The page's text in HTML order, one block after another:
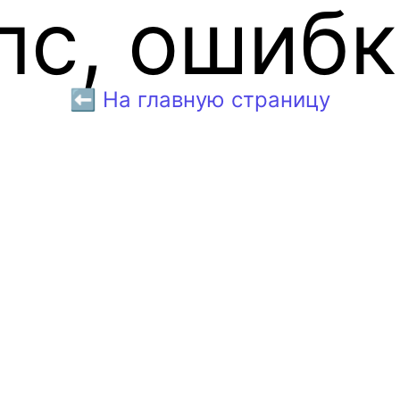
⬅️ На главную страницу